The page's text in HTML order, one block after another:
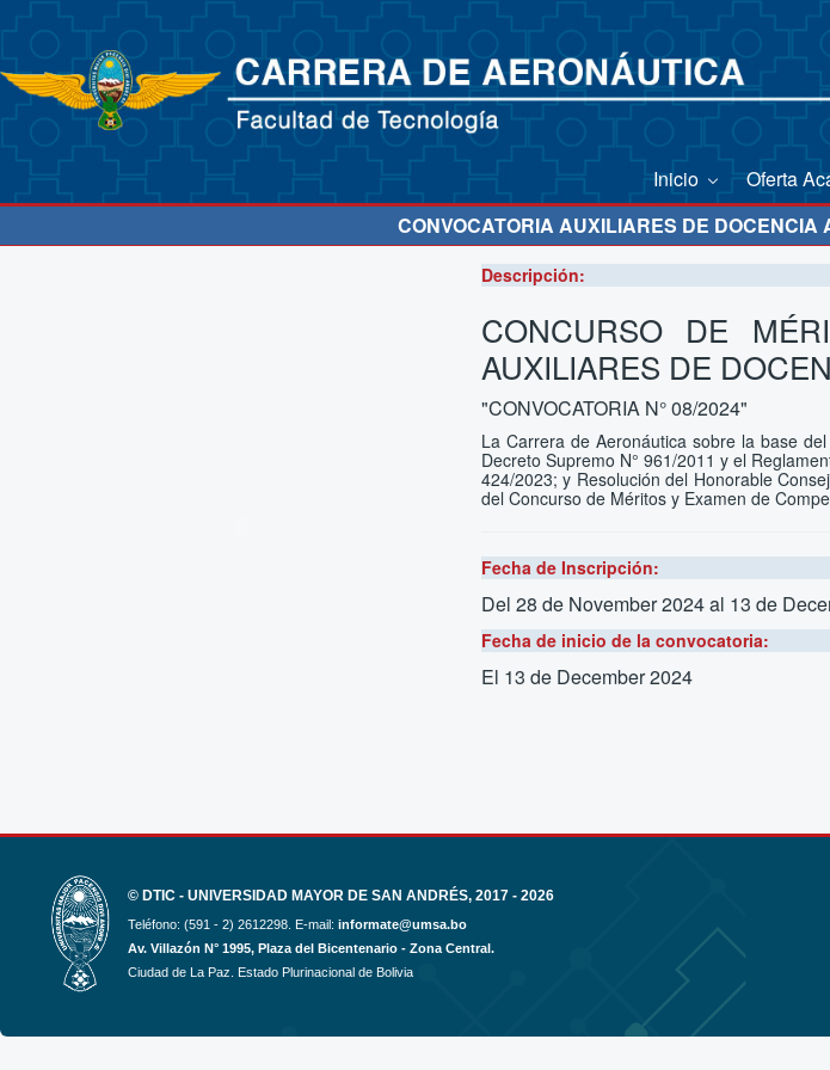
Inicio Oferta
CONVOCATORIA AUXILIARES DE DOCENCIA
Descripción:
CONCURSO DE
AUXILIARES DE
"CONVOCATORIA N° 08/2024"
La Carrera de Aeronáutica sobre la base
Decreto Supremo N° 961/2011 y el
424/2023; y Resolución del Honorable
del Concurso de Méritos y Examen de
Fecha de Inscripción:
Del 28 de November 2024al 13 de
Fecha de inicio de la convocatoria:
El 13 de December 2024
© DTIC - UNIVERSIDAD MAYOR DE SAN ANDRÉS, 2017 - 2026
Teléfono: (591 - 2) 2612298. E-mail: informate@umsa.bo
Av. Villazón N° 1995, Plaza del Bicentenario - Zona Central.
Ciudad de La Paz. Estado Plurinacional de Bolivia